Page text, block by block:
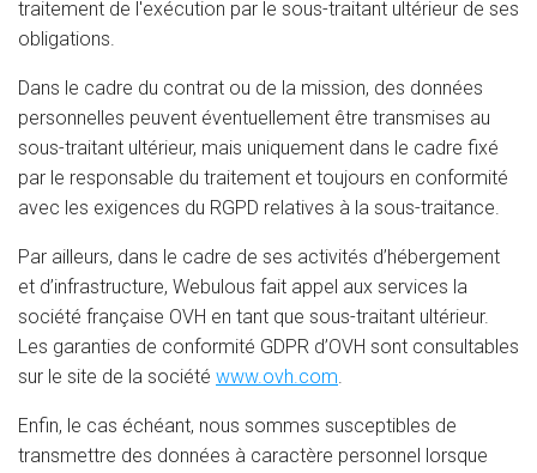
traitement de l'exécution par le sous-traitant ultérieur de ses
obligations.
Dans le cadre du contrat ou de la mission, des données
personnelles peuvent éventuellement être transmises au
sous-traitant ultérieur, mais uniquement dans le cadre fixé
par le responsable du traitement et toujours en conformité
avec les exigences du RGPD relatives à la sous-traitance.
Par ailleurs, dans le cadre de ses activités d’hébergement
et d’infrastructure, Webulous fait appel aux services la
société française OVH en tant que sous-traitant ultérieur.
Les garanties de conformité GDPR d’OVH sont consultables
sur le site de la société www.ovh.com.
Enfin, le cas échéant, nous sommes susceptibles de
transmettre des données à caractère personnel lorsque